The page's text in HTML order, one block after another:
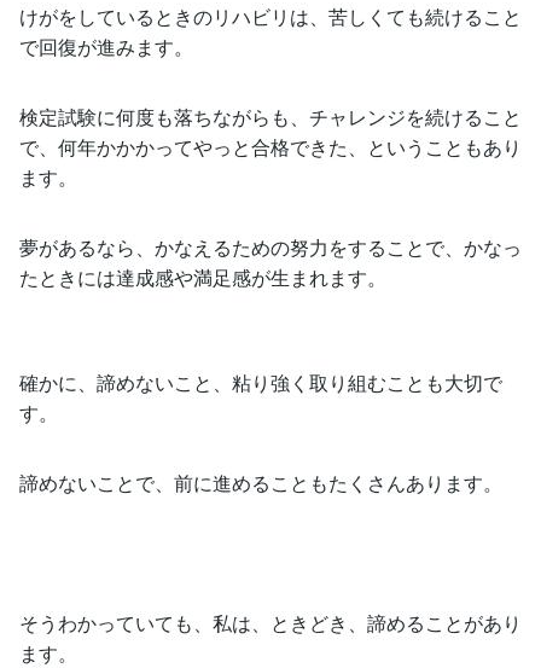
けがをしているときのリハビリは、苦しくても続けること
で回復が進みます。
検定試験に何度も落ちながらも、チャレンジを続けること
で、何年かかかってやっと合格できた、ということもあり
ます。
夢があるなら、かなえるための努力をすることで、かなっ
たときには達成感や満足感が生まれます。
確かに、諦めないこと、粘り強く取り組むことも大切で
す。
諦めないことで、前に進めることもたくさんあります。
そうわかっていても、私は、ときどき、諦めることがあり
ます。